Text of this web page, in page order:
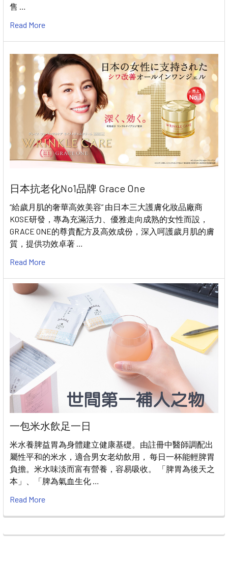
售 …
Read More
日本抗老化No1品牌 Grace One
“給歲月肌的奢華高效美容” 由日本三大護膚化妝品廠商
KOSE研發，專為充滿活力、優雅走向成熟的女性而設，
GRACE ONE的尊貴配方及高效成份，深入呵護歲月肌的膚
質，提供功效卓著 …
Read More
一包米水飲足一日
米水養脾益胃為身體建立健康基礎。由註冊中醫師調配出
屬性平和的米水，適合男女老幼飲用， 每日一杯能輕脾胃
負擔。米水味淡而富有營養，容易吸收。 「脾胃為後天之
本」、「脾為氣血生化 …
Read More